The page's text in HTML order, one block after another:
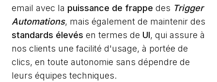
email avec la puissance de frappe des Trigger
Automations, mais également de maintenir des
standards élevés en termes de UI, qui assure à
nos clients une facilité d'usage, à portée de
clics, en toute autonomie sans dépendre de
leurs équipes techniques.